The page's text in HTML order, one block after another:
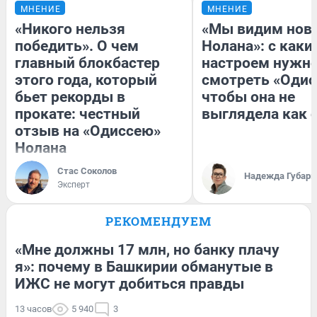
МНЕНИЕ
«Никого нельзя
победить». О чем
главный блокбастер
этого года, который
бьет рекорды в
прокате: честный
отзыв на «Одиссею»
Нолана
Стас Соколов
Эксперт
МНЕНИЕ
«Мы видим
Нолана»: с
настроем
смотреть
чтобы она не
выглядела как
Надежда Губарь
РЕКОМЕНДУЕМ
«Мне должны 17 млн, но банку плачу
я»: почему в Башкирии обманутые в
ИЖС не могут добиться правды
13 часов 5 940 3